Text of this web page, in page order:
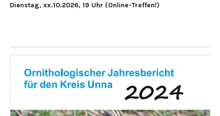
Dienstag, xx.10.2026, 19 Uhr (Online-Treffen!)